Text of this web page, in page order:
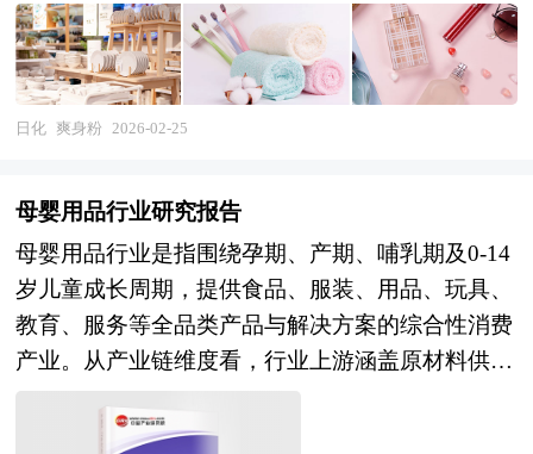
——通常以滑石粉、玉米淀粉或天然矿物粉末为基
底，这些微细颗粒具有高比表面积，能快速吸收皮
肤表面的汗液、油脂及代谢分泌物，减少水分滞
留，从而降低细菌滋生的风险，缓解因摩擦或闷热
分产品会通过高温消毒或添加天然植物提取物（如
洋甘菊、金盏花精华）来增强抗菌性和温和性；随
着消费者对天然成分的偏好提升，以玉米淀粉、木
薯淀粉为基底的爽身粉逐渐普及，这类产品通过改
性处理提高吸湿效率，同时避免滑石粉可能存在的
争议；高端产品还会添加维生素E、透明质酸等保
湿成分，在吸湿的同时维持皮肤屏障功能，防止过
日化 爽身粉 2026-02-25
母婴用品行业研究报告
母婴用品行业是指围绕孕期、产期、哺乳期及0-14
岁儿童成长周期，提供食品、服装、用品、玩具、
教育、服务等全品类产品与解决方案的综合性消费
产业。从产业链维度看，行业上游涵盖原材料供
商、渠道商、平台运营商等市场组织，下游则直面